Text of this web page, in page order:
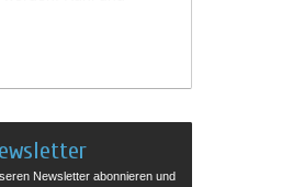
Newsletter abonnieren und